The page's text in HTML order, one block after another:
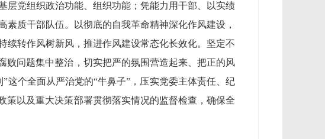
层党组织政治功能、组织功能；凭能力用干部、以实绩
质干部队伍。以彻底的自我革命精神深化作风建设，
续转作风树新风，推进作风建设常态化长效化。坚定不
败问题集中整治，切实把严的氛围营造起来、把正的风
这个全面从严治党的“牛鼻子”，压实党委主体责任、纪
策以及重大决策部署贯彻落实情况的监督检查，确保全